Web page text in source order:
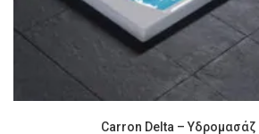
Carron Delta – Υδρομασάζ